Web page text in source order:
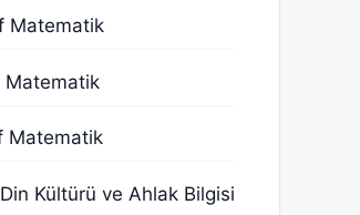
Matematik
Matematik
Matematik
Din Kültürü ve Ahlak Bilgisi